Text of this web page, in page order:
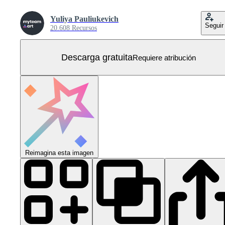
Yuliya Pauliukevich
20.608 Recursos Seguir
Descarga gratuitaRequiere atribución
Reimagina esta imagen